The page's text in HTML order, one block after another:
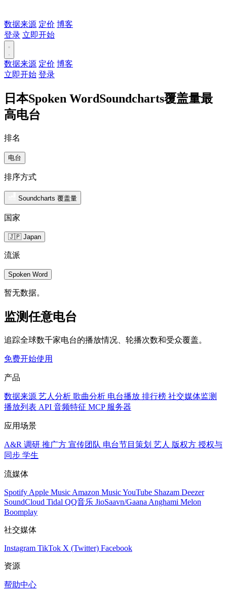
数据来源 定价 博客
登录 立即开始
数据来源 定价 博客
立即开始 登录
日本Spoken WordSoundcharts覆盖量最
高电台
排名
电台
排序方式
Soundcharts 覆盖量
国家
🇯🇵 Japan
流派
Spoken Word
暂无数据。
监测任意电台
追踪全球数千家电台的播放情况、轮播次数和受众覆盖。
免费开始使用
产品
数据来源 艺人分析 歌曲分析 电台播放 排行榜 社交媒体监测
播放列表 API 音频特征 MCP 服务器
应用场景
A&R 调研 推广方 宣传团队 电台节目策划 艺人 版权方 授权与
同步 学生
流媒体
Spotify Apple Music Amazon MusicYouTube Shazam Deezer
SoundCloud Tidal QQ音乐 JioSaavn/Gaana Anghami Melon
Boomplay
社交媒体
Instagram TikTok X (Twitter) Facebook
资源
帮助中心